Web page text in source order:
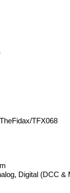
TFX068
Digital (DCC &